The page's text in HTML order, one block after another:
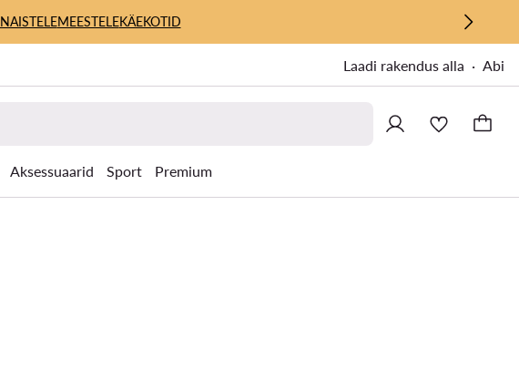
NAISTELEMEESTELEKÄEKOTID
Laadi rakendus alla Abi
Aksessuaarid Sport Premium